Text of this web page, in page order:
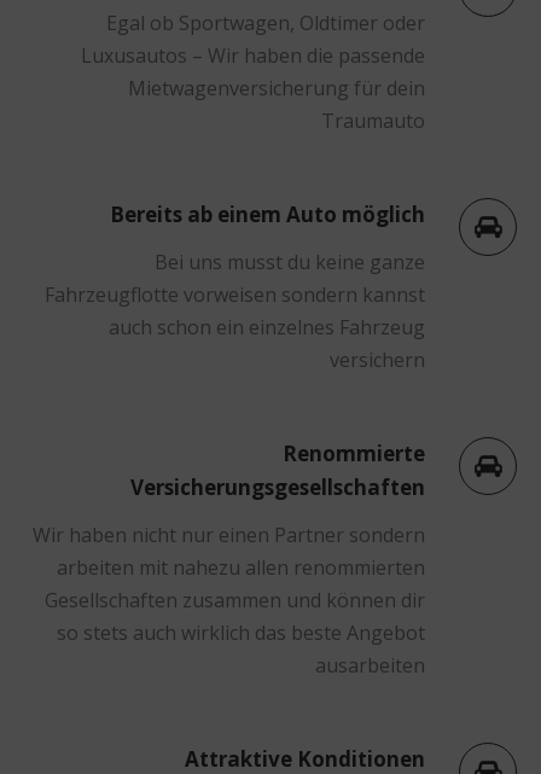
Egal ob Sportwagen, Oldtimer oder
Luxusautos – Wir haben die passende
Mietwagenversicherung für dein
Traumauto
Bereits ab einem Auto möglich
Bei uns musst du keine ganze
Fahrzeugflotte vorweisen sondern kannst
auch schon ein einzelnes Fahrzeug
versichern
Renommierte
Versicherungsgesellschaften
Wir haben nicht nur einen Partner sondern
arbeiten mit nahezu allen renommierten
Gesellschaften zusammen und können dir
so stets auch wirklich das beste Angebot
ausarbeiten
Attraktive Konditionen